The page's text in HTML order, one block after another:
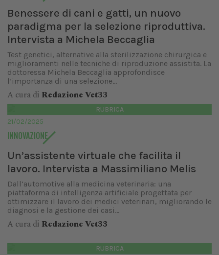
Benessere di cani e gatti, un nuovo
paradigma per la selezione riproduttiva.
Intervista a Michela Beccaglia
Test genetici, alternative alla sterilizzazione chirurgica e
miglioramenti nelle tecniche di riproduzione assistita. La
dottoressa Michela Beccaglia approfondisce
l’importanza di una selezione...
A cura di Redazione Vet33
RUBRICA
21/02/2025
INNOVAZIONE
Un’assistente virtuale che facilita il
lavoro. Intervista a Massimiliano Melis
Dall’automotive alla medicina veterinaria: una
piattaforma di intelligenza artificiale progettata per
ottimizzare il lavoro dei medici veterinari, migliorando le
diagnosi e la gestione dei casi...
A cura di Redazione Vet33
RUBRICA